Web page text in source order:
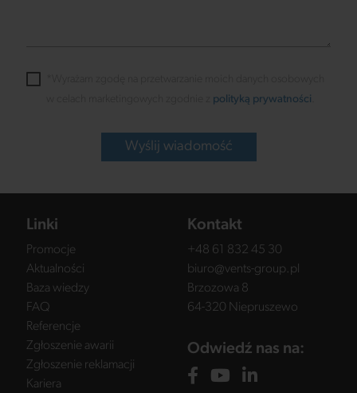
polityką prywatności
Wyślij wiadomość
Linki
Promocje
Aktualności
Baza wiedzy
FAQ
Referencje
Zgłoszenie awarii
Zgłoszenie reklamacji
Kariera
Kontakt
+48 61 832 45 30
biuro@vents-group.pl
Brzozowa 8
64-320 Niepruszewo
Odwiedź nas na: